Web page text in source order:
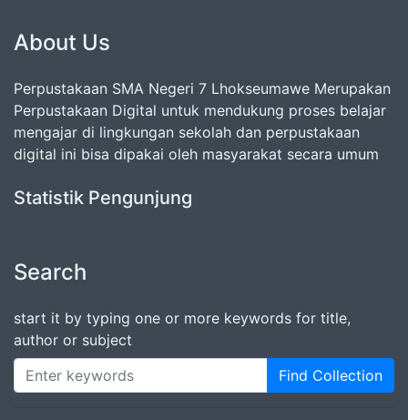
About Us
Perpustakaan SMA Negeri 7 Lhokseumawe Merupakan
Perpustakaan Digital untuk mendukung proses belajar
mengajar di lingkungan sekolah dan perpustakaan
digital ini bisa dipakai oleh masyarakat secara umum
Statistik Pengunjung
Search
start it by typing one or more keywords for title,
author or subject
Find Collection